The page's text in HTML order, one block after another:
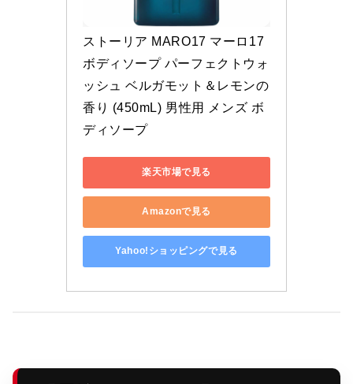
ストーリア MARO17 マーロ17
ボディソープ パーフェクトウォ
ッシュ ベルガモット＆レモンの
香り (450mL) 男性用 メンズ ボ
ディソープ
楽天市場で見る
Amazonで見る
Yahoo!ショッピングで見る